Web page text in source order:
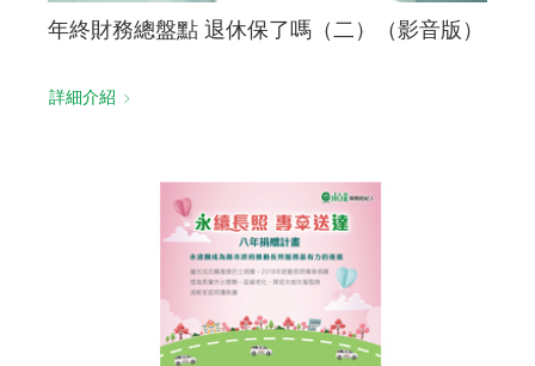
年終財務總盤點 退休保了嗎（二）（影音版）
詳細介紹